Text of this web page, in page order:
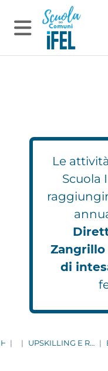
Vai al contenuto
Pannello laterale
Le
Scuola
Zangrillo
di
HOME CORSI UPSKILLING E RESKILLING | AGGIORNAMENTO CONTINUO PER TUTTI I DIPENDENTI COMUNALI